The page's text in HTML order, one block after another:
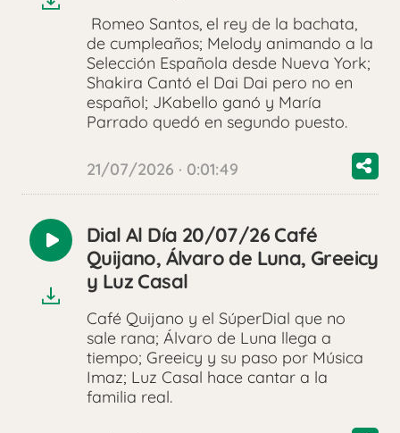
Romeo Santos, el rey de la bachata,
de cumpleaños; Melody animando a la
Selección Española desde Nueva York;
Shakira Cantó el Dai Dai pero no en
español; JKabello ganó y María
Parrado quedó en segundo puesto.
21/07/2026 · 0:01:49
Reproducir
audio
Dial Al Día 20/07/26 Café
Quijano, Álvaro de Luna, Greeicy
y Luz Casal
Café Quijano y el SúperDial que no
sale rana; Álvaro de Luna llega a
tiempo; Greeicy y su paso por Música
Imaz; Luz Casal hace cantar a la
familia real.